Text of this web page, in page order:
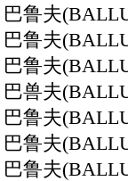
巴鲁夫
巴鲁夫
巴鲁夫
巴兽夫
巴鲁夫
巴鲁夫
巴鲁夫